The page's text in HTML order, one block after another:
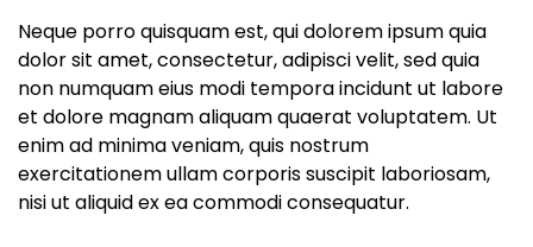
Neque porro quisquam est, qui dolorem ipsum quia
dolor sit amet, consectetur, adipisci velit, sed quia
non numquam eius modi tempora incidunt ut labore
et dolore magnam aliquam quaerat voluptatem. Ut
enim ad minima veniam, quis nostrum
exercitationem ullam corporis suscipit laboriosam,
nisi ut aliquid ex ea commodi consequatur.